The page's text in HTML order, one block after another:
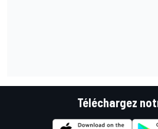
Téléchargez